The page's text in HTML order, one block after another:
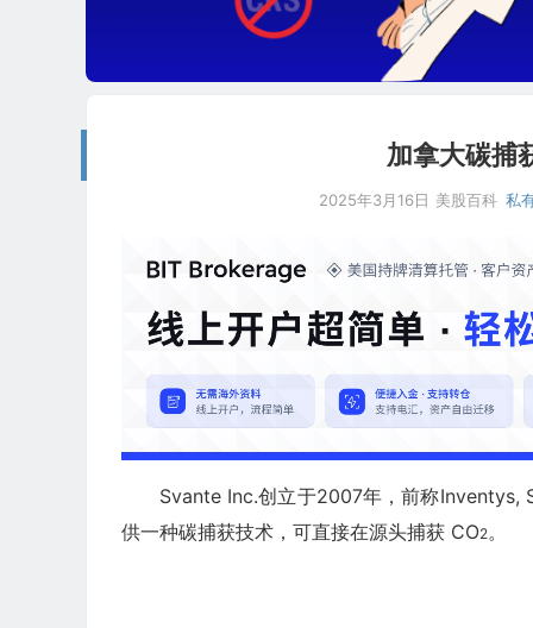
加拿大碳捕
2025年3月16日 美股百科 私
Svante Inc.创立于2007年，前称Inventys,
供一种碳捕获技术，可直接在源头捕获 CO2。